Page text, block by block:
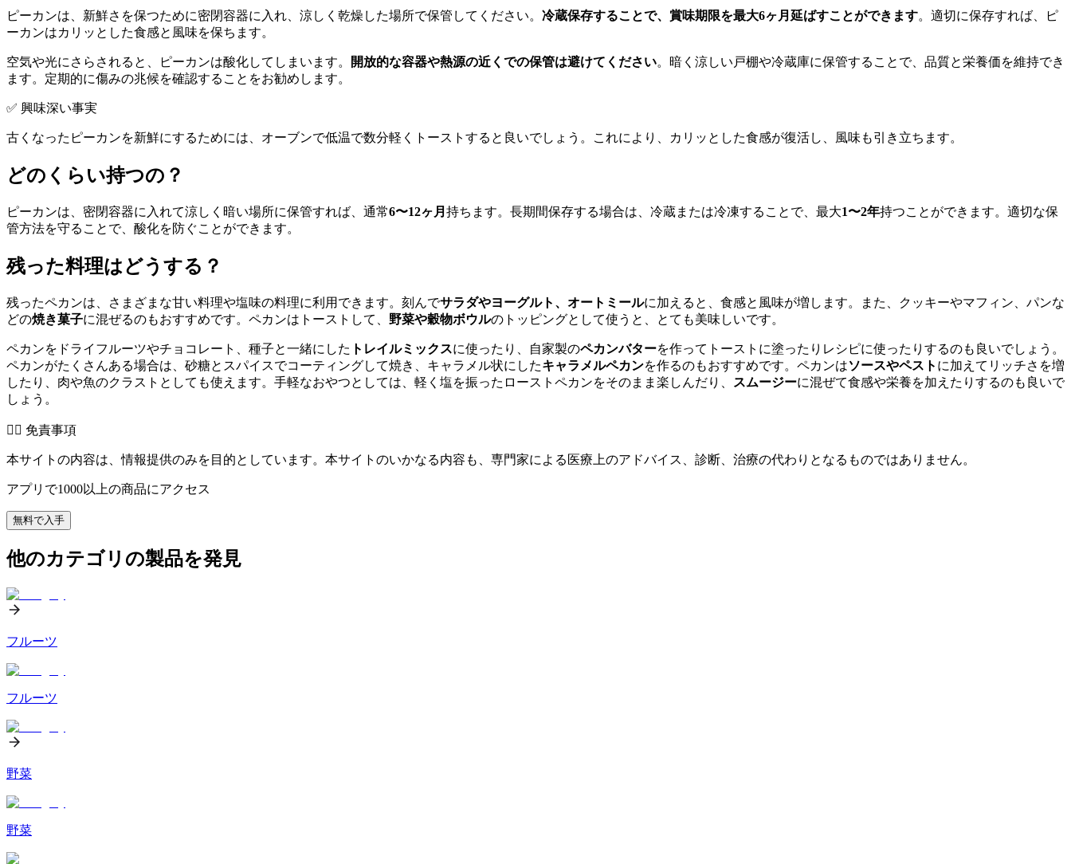
ピーカンは、新鮮さを保つために密閉容器に入れ、涼しく乾燥した場所で保管してください。 冷蔵保存することで、賞味期限を最大6ヶ月延ばすことができます。適切に保存すれば、ピ
ーカンはカリッとした食感と風味を保ちます。
空気や光にさらされると、ピーカンは酸化してしまいます。 開放的な容器や熱源の近くでの保管は避けてください。暗く涼しい戸棚や冷蔵庫に保管することで、品質と栄養価を維持でき
ます。定期的に傷みの兆候を確認することをお勧めします。
✅ 興味深い事実
古くなったピーカンを新鮮にするためには、オーブンで低温で数分軽くトーストすると良いでしょう。これにより、カリッとした食感が復活し、風味も引き立ちます。
どのくらい持つの？
ピーカンは、密閉容器に入れて涼しく暗い場所に保管すれば、通常6〜12ヶ月 持ちます。長期間保存する場合は、冷蔵または冷凍することで、最大1〜2年持つことができます。適切な保
管方法を守ることで、酸化を防ぐことができます。
残った料理はどうする？
残ったペカンは、さまざまな甘い料理や塩味の料理に利用できます。刻んでサラダやヨーグルト、オートミールに加えると、食感と風味が増します。また、クッキーやマフィン、パンな
どの焼き菓子に混ぜるのもおすすめです。ペカンはトーストして、 野菜や穀物ボウルのトッピングとして使うと、とても美味しいです。
ペカンをドライフルーツやチョコレート、種子と一緒にした トレイルミックスに使ったり、自家製のペカンバターを作ってトーストに塗ったりレシピに使ったりするのも良いでしょう。
ペカンがたくさんある場合は、砂糖とスパイスでコーティングして焼き、キャラメル状にしたキャラメルペカンを作るのもおすすめです。ペカンはソースやペスト に加えてリッチさを増
したり、肉や魚のクラストとしても使えます。手軽なおやつとしては、軽く塩を振ったローストペカンをそのまま楽しんだり、
スムージーに混ぜて食感や栄養を加えたりするのも良いで
しょう。
👨‍⚕️️ 免責事項
本サイトの内容は、情報提供のみを目的としています。本サイトのいかなる内容も、専門家による医療上のアドバイス、診断、治療の代わりとなるものではありません。
アプリで1000以上の商品にアクセス
無料で入手
他のカテゴリの製品を発見
フルーツ
フルーツ
野菜
野菜